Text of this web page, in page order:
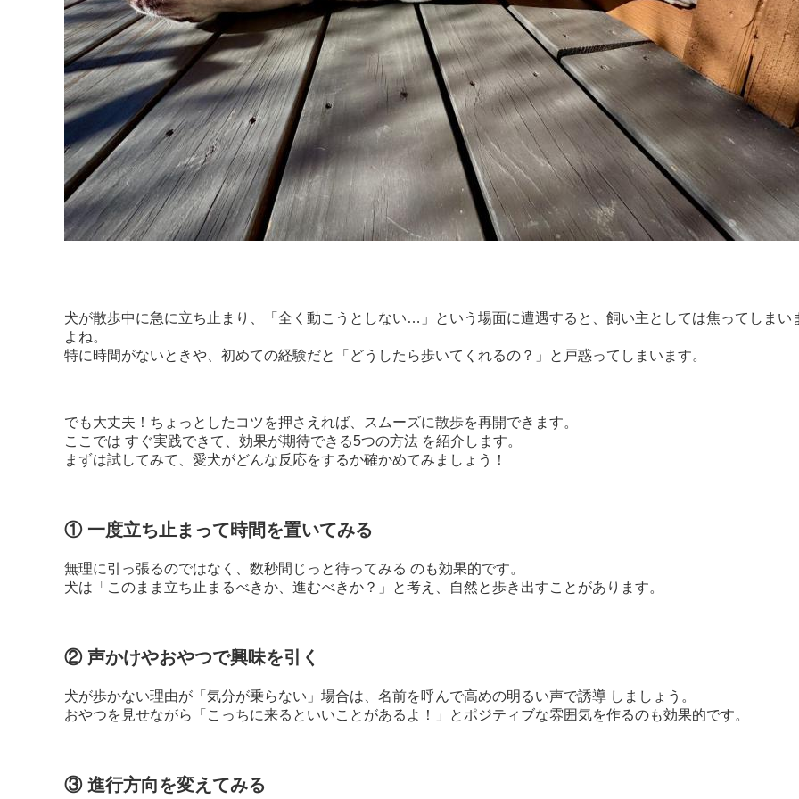
犬が散歩中に急に立ち止まり、「全く動こうとしない…」という場面に遭遇すると、飼い主としては焦ってしまい
よね。
特に時間がないときや、初めての経験だと「どうしたら歩いてくれるの？」と戸惑ってしまいます。
でも大丈夫！ちょっとしたコツを押さえれば、スムーズに散歩を再開できます。
ここでは すぐ実践できて、効果が期待できる5つの方法 を紹介します。
まずは試してみて、愛犬がどんな反応をするか確かめてみましょう！
① 一度立ち止まって時間を置いてみる
無理に引っ張るのではなく、数秒間じっと待ってみる のも効果的です。
犬は「このまま立ち止まるべきか、進むべきか？」と考え、自然と歩き出すことがあります。
② 声かけやおやつで興味を引く
犬が歩かない理由が「気分が乗らない」場合は、名前を呼んで高めの明るい声で誘導 しましょう。
おやつを見せながら「こっちに来るといいことがあるよ！」とポジティブな雰囲気を作るのも効果的です。
③ 進行方向を変えてみる